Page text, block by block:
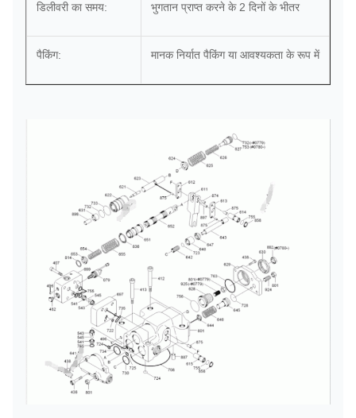
डिलीवरी का समय: भुगतान प्राप्त करने के 2 दिनों के भीतर
पैकिंग: मानक निर्यात पैकिंग या आवश्यकता के रूप में